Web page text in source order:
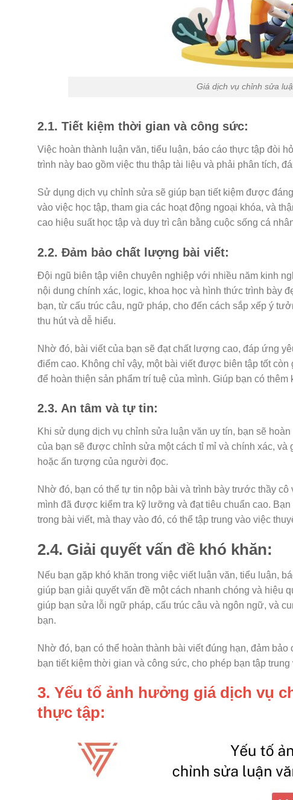
Giá dịch vụ chỉnh sửa
2.1. Tiết kiệm thời gian và công sức:
Việc hoàn thành luận văn, tiểu luận, báo cáo thực tập đòi
trình này bao gồm việc thu thập tài liệu và phải phân tích,
Sử dụng dịch vụ chỉnh sửa sẽ giúp bạn tiết kiệm được
vào việc học tập, tham gia các hoạt động ngoại khóa, và
cao hiệu suất học tập và duy trì cân bằng cuộc sống cá
2.2. Đảm bảo chất lượng bài viết:
Đội ngũ biên tập viên chuyên nghiệp với nhiều năm kinh
nội dung chính xác, logic, khoa học và hình thức trình bày
bạn, từ cấu trúc câu, ngữ pháp, cho đến cách sắp xếp ý
thu hút và dễ hiểu.
Nhờ đó, bài viết của bạn sẽ đạt chất lượng cao, đáp ứng
điểm cao. Không chỉ vậy, một bài viết được biên tập tốt
để hoàn thiện sản phẩm trí tuệ của mình. Giúp bạn có
2.3. An tâm và tự tin:
Khi sử dụng dịch vụ chỉnh sửa luận văn uy tín, bạn sẽ
của bạn sẽ được chỉnh sửa một cách tỉ mỉ và chính xác,
hoặc ấn tượng của người đọc.
Nhờ đó, bạn có thể tự tin nộp bài và trình bày trước thầy
mình đã được kiểm tra kỹ lưỡng và đạt tiêu chuẩn cao.
trong bài viết, mà thay vào đó, có thể tập trung vào việc
2.4. Giải quyết vấn đề khó khăn:
Nếu bạn gặp khó khăn trong việc viết luận văn, tiểu luận,
giúp bạn giải quyết vấn đề một cách nhanh chóng và hiệu
giúp bạn sửa lỗi ngữ pháp, cấu trúc câu và ngôn ngữ, và
bạn.
Nhờ đó, bạn có thể hoàn thành bài viết đúng hạn, đảm
bạn tiết kiệm thời gian và công sức, cho phép bạn tập
3. Yếu tố ảnh hưởng giá dịch vụ
thực tập: